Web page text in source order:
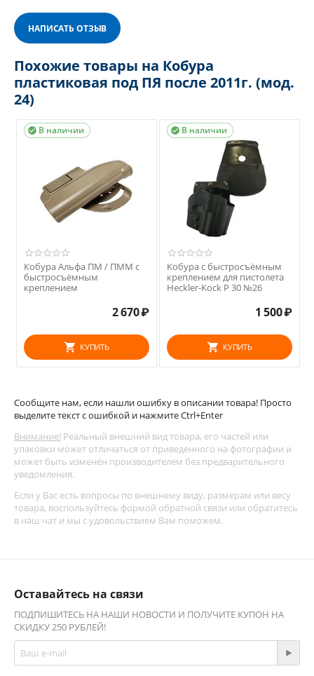
НАПИСАТЬ ОТЗЫВ
Похожие товары на Кобура
пластиковая под ПЯ после 2011г. (мод.
24)
В наличии

Кобура Альфа ПМ / ПММ с
быстросъёмным
креплением
2 670₽
КУПИТЬ
В наличии

Кобура с быстросъёмным
креплением для пистолета
Heckler-Kock P 30 №26
1 500₽
КУПИТЬ
Сообщите нам, если нашли ошибку в описании товара! Просто
выделите текст с ошибкой и нажмите Ctrl+Enter
Внимание! Реальный внешний вид товара, его частей или
упаковки может отличаться от приведенного на фотографии и
может быть изменён производителем без предварительного
уведомления.
Если у Вас есть вопросы по внешнему виду, размерам или весу
товара, воспользуйтесь формой обратной связи или обратитесь
в наш чат и мы с удовольствием Вам поможем.
Оставайтесь на связи
ПОДПИШИТЕСЬ НА НАШИ НОВОСТИ И ПОЛУЧИТЕ КУПОН НА
СКИДКУ 250 РУБЛЕЙ!